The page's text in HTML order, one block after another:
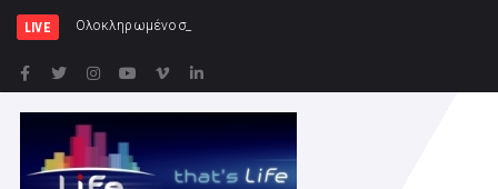
LIVE Ολοκληρωμένο σχέδιο για την προστασία